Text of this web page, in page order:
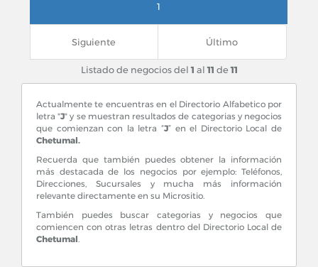
1
Siguiente Último
Listado de negocios del1 al11 de11
Actualmente te encuentras en el Directorio Alfabetico por
letra "J" y se muestran resultados de categorias y negocios
que comienzan con la letra “J” en el Directorio Local de
Chetumal.
Recuerda que también puedes obtener la información
más destacada de los negocios por ejemplo: Teléfonos,
Direcciones, Sucursales y mucha más información
relevante directamente en su Micrositio.
También puedes buscar categorias y negocios que
comiencen con otras letras dentro del Directorio Local de
Chetumal.